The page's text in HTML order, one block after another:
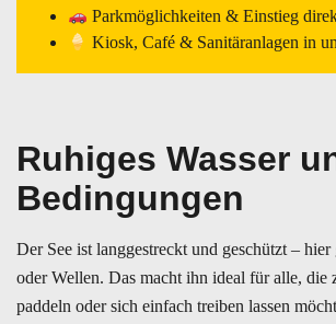
Parkmöglichkeiten & Einstieg
Kiosk, Café & Sanitäranlagen in
Ruhiges Wasser
Bedingungen
Der See ist langgestreckt und geschützt –
oder Wellen. Das macht ihn ideal für alle, die
paddeln oder sich einfach treiben lassen